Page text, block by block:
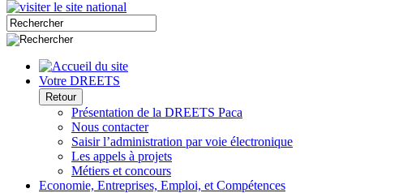
Votre DREETS
Retour
Présentation de la DREETS Paca
Nous contacter
Saisir l’administration par voie électronique
Les appels à projets
Métiers et concours
Economie, Entreprises, Emploi, et Compétences